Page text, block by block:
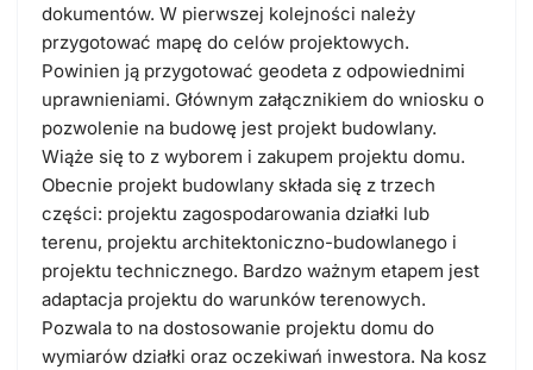
dokumentów. W pierwszej kolejności należy
przygotować mapę do celów projektowych.
Powinien ją przygotować geodeta z odpowiednimi
uprawnieniami. Głównym załącznikiem do wniosku o
pozwolenie na budowę jest projekt budowlany.
Wiąże się to z wyborem i zakupem projektu domu.
Obecnie projekt budowlany składa się z trzech
części: projektu zagospodarowania działki lub
terenu, projektu architektoniczno-budowlanego i
projektu technicznego. Bardzo ważnym etapem jest
adaptacja projektu do warunków terenowych.
Pozwala to na dostosowanie projektu domu do
wymiarów działki oraz oczekiwań inwestora. Na kosz